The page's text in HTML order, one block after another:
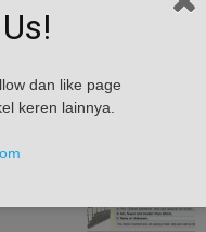
dan like page
keren lainnya.